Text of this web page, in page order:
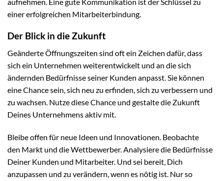
einer erfolgreichen Mitarbeiterbindung.
Der Blick in die Zukunft
Geänderte Öffnungszeiten sind oft ein Zeichen dafür, dass
sich ein Unternehmen weiterentwickelt und an die sich
ändernden Bedürfnisse seiner Kunden anpasst. Sie können
eine Chance sein, sich neu zu erfinden, sich zu verbessern und
zu wachsen. Nutze diese Chance und gestalte die Zukunft
Deines Unternehmens aktiv mit.
Bleibe offen für neue Ideen und Innovationen. Beobachte
den Markt und die Wettbewerber. Analysiere die Bedürfnisse
Deiner Kunden und Mitarbeiter. Und sei bereit, Dich
anzupassen und zu verändern, wenn es nötig ist. Nur so